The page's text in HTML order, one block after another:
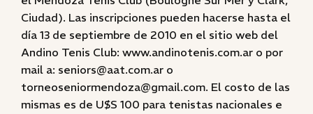
Ciudad). Las inscripciones pueden hacerse hasta el
día 13 de septiembre de 2010 en el sitio web del
Andino Tenis Club: www.andinotenis.com.ar o por
mail a: seniors@aat.com.ar o
torneoseniormendoza@gmail.com. El costo de las
mismas es de U$S 100 para tenistas nacionales e